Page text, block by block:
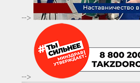
-->
-->